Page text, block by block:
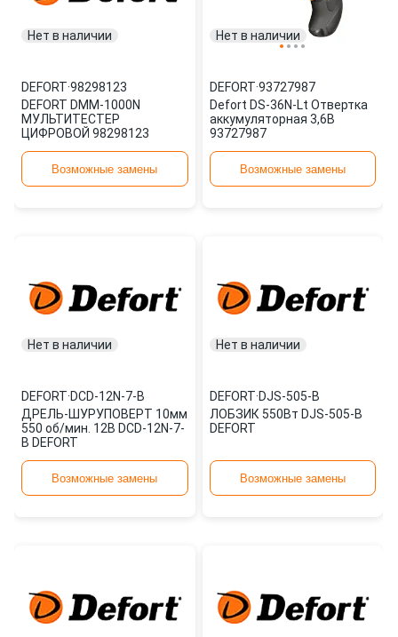
Нет в наличии
DEFORT·98298123
DEFORT DMM-1000N
МУЛЬТИТЕСТЕР
ЦИФРОВОЙ 98298123
Возможные замены
Нет в наличии
DEFORT·93727987
Defort DS-36N-Lt Отвертка
аккумуляторная 3,6В
93727987
Возможные замены
Нет в наличии
DEFORT·DCD-12N-7-B
ДРЕЛЬ-ШУРУПОВЕРТ 10мм
550 об/мин. 12В DCD-12N-7-
B DEFORT
Возможные замены
Нет в наличии
DEFORT·DJS-505-B
ЛОБЗИК 550Вт DJS-505-B
DEFORT
Возможные замены